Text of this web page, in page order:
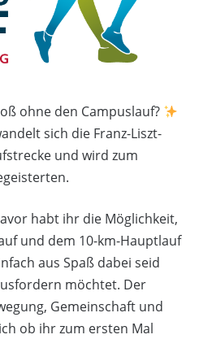
ohne den Campuslauf?
sich die Franz-Liszt-
und wird zum
habt ihr die Möglichkeit,
und dem 10-km-Hauptlauf
aus Spaß dabei seid
möchtet. Der
Gemeinschaft und
ob ihr zum ersten Mal